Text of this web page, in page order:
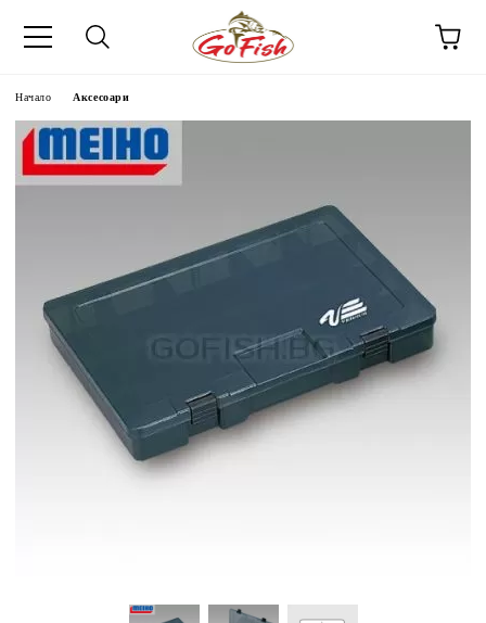
Начало Аксесоари